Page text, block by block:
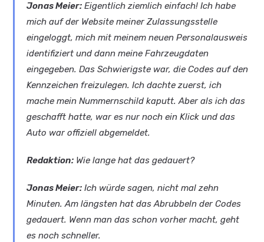
Jonas Meier: Eigentlich ziemlich einfach! Ich habe
mich auf der Website meiner Zulassungsstelle
eingeloggt, mich mit meinem neuen Personalausweis
identifiziert und dann meine Fahrzeugdaten
eingegeben. Das Schwierigste war, die Codes auf den
Kennzeichen freizulegen. Ich dachte zuerst, ich
mache mein Nummernschild kaputt. Aber als ich das
geschafft hatte, war es nur noch ein Klick und das
Auto war offiziell abgemeldet.
Redaktion: Wie lange hat das gedauert?
Jonas Meier: Ich würde sagen, nicht mal zehn
Minuten. Am längsten hat das Abrubbeln der Codes
gedauert. Wenn man das schon vorher macht, geht
es noch schneller.